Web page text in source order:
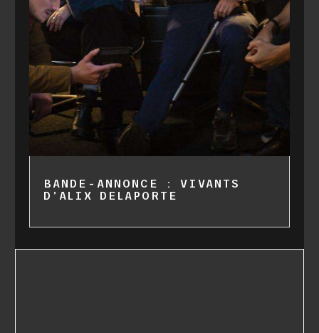
BANDE-ANNONCE : VIVANTS
D’ALIX DELAPORTE